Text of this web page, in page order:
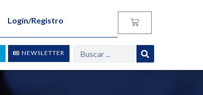
Login/Registro
NEWSLETTER